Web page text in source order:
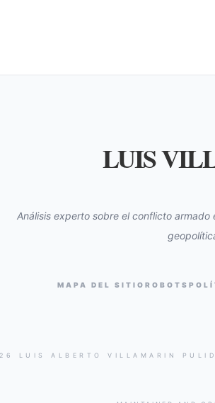
LUIS
Análisis experto sobre el conflicto
MAPA DEL SITIO ROBOTS
LUIS ALBERTO VILLAMARIN